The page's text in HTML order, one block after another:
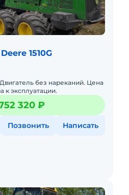
1510G
без нареканий. Цена
к эксплуатации.
320 ₽
Позвонить Написать